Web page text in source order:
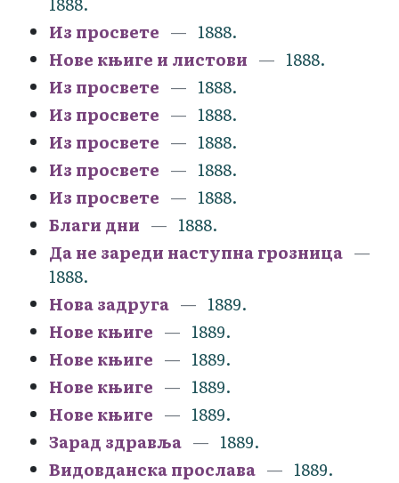
Из просвете
1888.
Нове књиге и листови
1888.
Из просвете
1888.
Из просвете
1888.
Из просвете
1888.
Из просвете
1888.
Из просвете
1888.
Благи дни
1888.
Да не зареди наступна грозница
1888.
Нова задруга
1889.
Нове књиге
1889.
Нове књиге
1889.
Нове књиге
1889.
Нове књиге
1889.
Зарад здравља
1889.
Видовданска прослава
1889.